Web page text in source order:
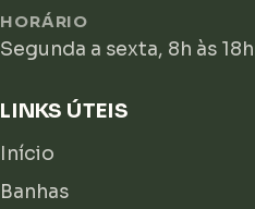
HORÁRIO
Segunda a sexta, 8h às 18h
LINKS ÚTEIS
Início
Banhas